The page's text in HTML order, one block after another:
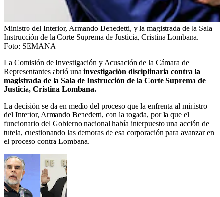
Ministro del Interior, Armando Benedetti, y la magistrada de la Sala
Instrucción de la Corte Suprema de Justicia, Cristina Lombana.
Foto: SEMANA
La Comisión de Investigación y Acusación de la Cámara de
Representantes abrió una investigación disciplinaria contra la
magistrada de la Sala de Instrucción de la Corte Suprema de
Justicia, Cristina Lombana.
La decisión se da en medio del proceso que la enfrenta al ministro
del Interior, Armando Benedetti, con la togada, por la que el
funcionario del Gobierno nacional había interpuesto una acción de
tutela, cuestionando las demoras de esa corporación para avanzar en
el proceso contra Lombana.